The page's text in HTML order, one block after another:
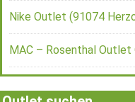
Nike Outlet (91074
MAC – Rosenthal